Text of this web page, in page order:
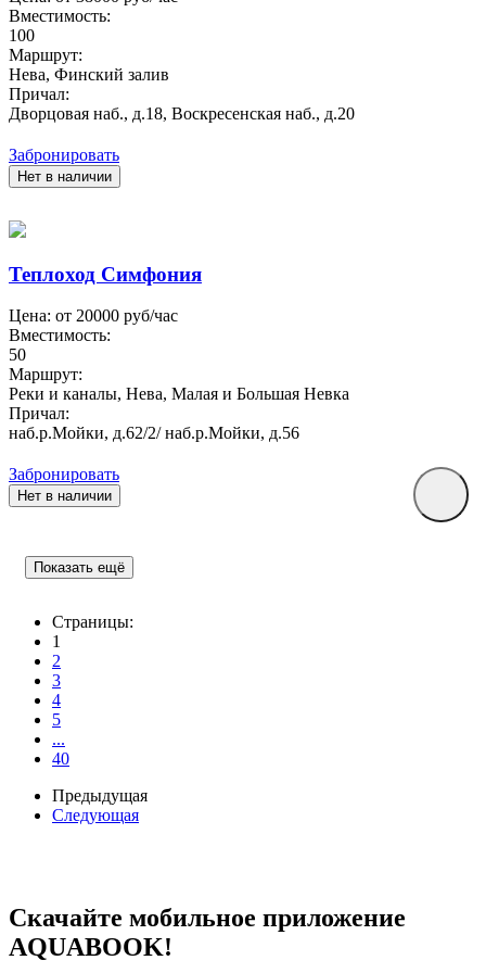
Вместимость:
100
Маршрут:
Нева, Финский залив
Причал:
Дворцовая наб., д.18, Воскресенская наб., д.20
Забронировать
Нет в наличии
Теплоход Симфония
Цена: от 20000 руб/час
Вместимость:
50
Маршрут:
Реки и каналы, Нева, Малая и Большая Невка
Причал:
наб.р.Мойки, д.62/2/ наб.р.Мойки, д.56
Забронировать
Нет в наличии
Показать ещё
Страницы:
1
2
3
4
5
...
40
Предыдущая
Следующая
Скачайте мобильное приложение
AQUABOOK!